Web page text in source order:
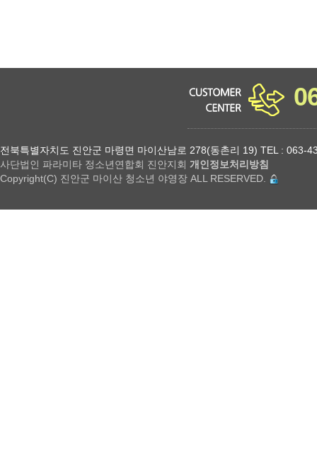
전북특별자치도 진안군 마령면 마이산남로 278(동촌리 19) TEL : 063-
사단법인 파라미타 정소년연합회 진안지회 개인정보처리방침
Copyright(C) 진안군 마이산 청소년 야영장 ALL RESERVED.